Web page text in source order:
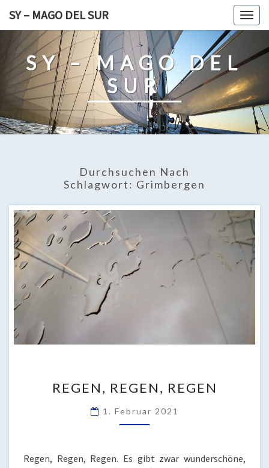
content
SY – MAGO DEL SUR
SY – MAGO DEL
SUR
Durchsuchen Nach
Schlagwort: Grimbergen
REGEN,
REGEN
REGEN, REGEN, REGEN
1. Februar 2021
Regen, Regen, Regen. Es gibt zwar wunderschöne,